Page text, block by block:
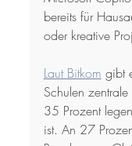
bereits für
oder kreative
Laut Bitkom gibt
Schulen
35 Prozent
ist. An 27